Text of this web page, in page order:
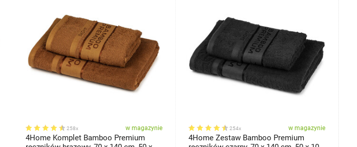
258x w magazynie
4Home Komplet Bamboo Premium
254x w magazynie
4Home Zestaw Bamboo Premium